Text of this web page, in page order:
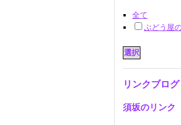
全て
ぶどう屋
リンクブログ
須坂のリンク